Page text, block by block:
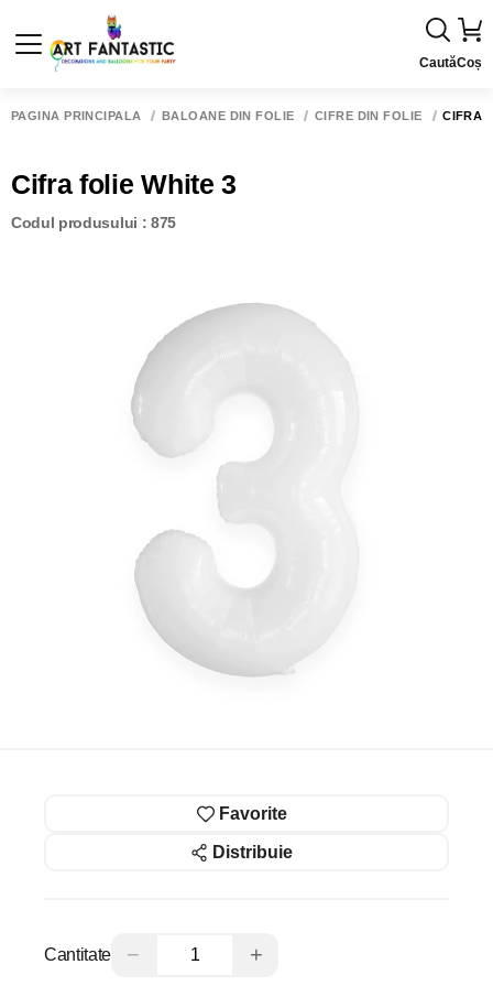
CautăCoș
PAGINA PRINCIPALĂ BALOANE DIN FOLIE CIFRE DIN FOLIE CIFRA
Cifra folie White 3
Codul produsului : 875
Favorite
Distribuie
Cantitate − +